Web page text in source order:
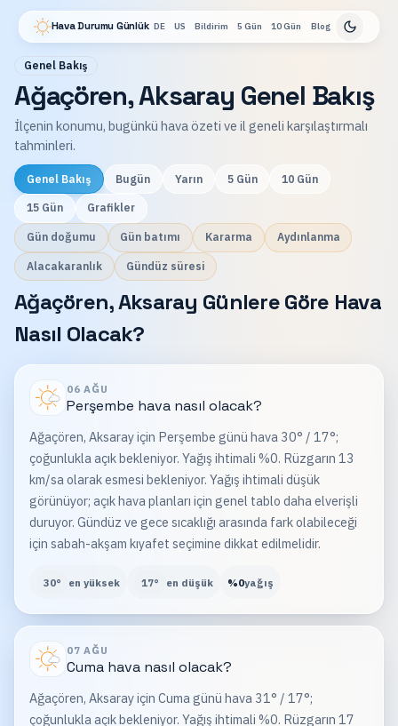
Hava Durumu Günlük DE US Bildirim 5 Gün 10 Gün Blog
Genel Bakış
Ağaçören, Aksaray Genel Bakış
İlçenin konumu, bugünkü hava özeti ve il geneli karşılaştırmalı
tahminleri.
Genel Bakış Bugün Yarın 5 Gün 10 Gün
15 Gün Grafikler
Gün doğumu Gün batımı Kararma Aydınlanma
Alacakaranlık Gündüz süresi
Ağaçören, Aksaray Günlere Göre Hava
Nasıl Olacak?
06 AĞU
Perşembe hava nasıl olacak?
Ağaçören, Aksaray için Perşembe günü hava 30° / 17°;
çoğunlukla açık bekleniyor. Yağış ihtimali %0. Rüzgarın 13
km/sa olarak esmesi bekleniyor. Yağış ihtimali düşük
görünüyor; açık hava planları için genel tablo daha elverişli
duruyor. Gündüz ve gece sıcaklığı arasında fark olabileceği
için sabah-akşam kıyafet seçimine dikkat edilmelidir.
30° en yüksek 17° en düşük %0yağış
07 AĞU
Cumahava nasıl olacak?
Ağaçören, Aksaray için Cuma günü hava 31° / 17°;
çoğunlukla açık bekleniyor. Yağış ihtimali %0. Rüzgarın 17